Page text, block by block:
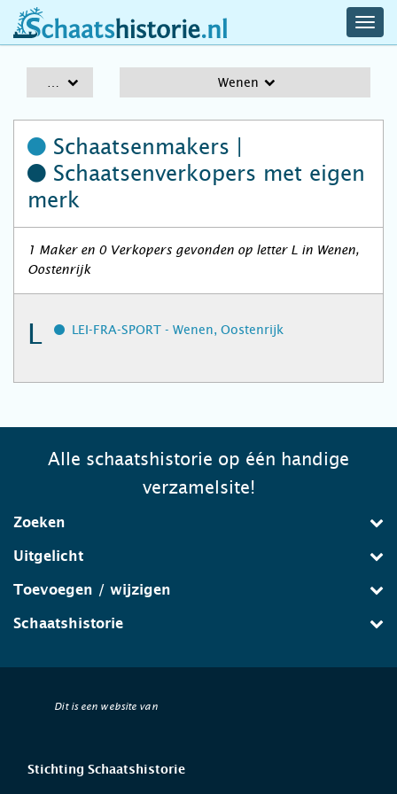
schaatshistorie.nl
Wenen
Schaatsenmakers |
Schaatsenverkopers met eigen
merk
1 Maker en 0 Verkopers gevonden op letter L in Wenen,
Oostenrijk
L LEI-FRA-SPORT - Wenen, Oostenrijk
Alle schaatshistorie op één handige
verzamelsite!
Zoeken
Uitgelicht
Toevoegen / wijzigen
Schaatshistorie
Dit is een website van
Stichting Schaatshistorie